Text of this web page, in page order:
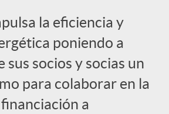
la eficiencia y
poniendo a
sus socios y socias un
para colaborar en la
a